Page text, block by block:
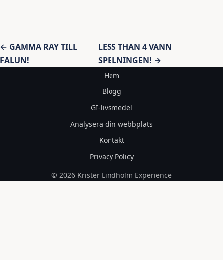
Inläggsnavigering
← GAMMA RAY TILL
FALUN!
LESS THAN 4 VANN
SPELNINGEN! →
Hem
Blogg
GI-livsmedel
Analysera din webbplats
Kontakt
Privacy Policy
© 2026 Krister Lindholm Experience